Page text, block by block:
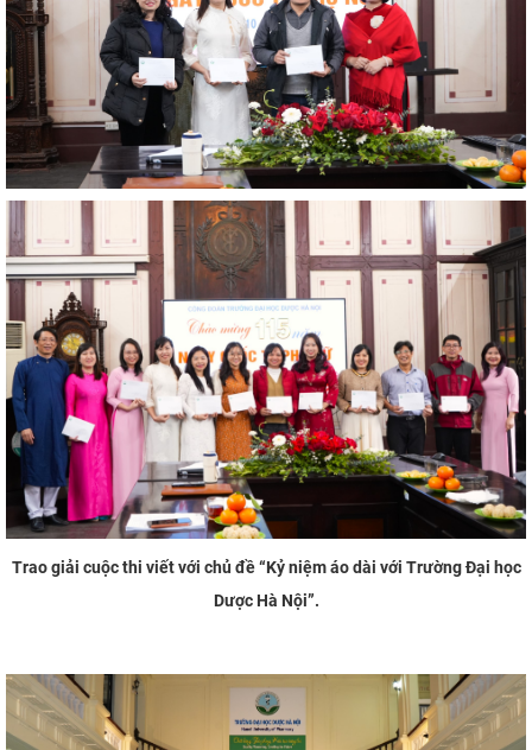
Trao giải cuộc thi viết với chủ đề “Kỷ niệm áo dài với Trường Đại học
Dược Hà Nội”.